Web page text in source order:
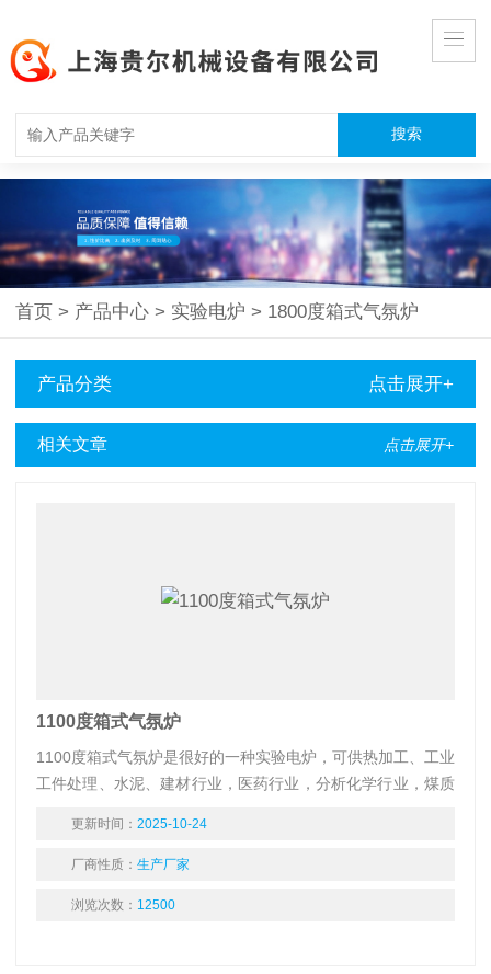
首页 > 产品中心 > 实验电炉 > 1800度箱式气氛炉
产品分类 点击展开+
相关文章 点击展开+
1100度箱式气氛炉
1100度箱式气氛炉是很好的一种实验电炉，可供热加工、工业
工件处理、水泥、建材行业，医药行业，分析化学行业，煤质
更新时间： 2025-10-24
厂商性质： 生产厂家
浏览次数： 12500